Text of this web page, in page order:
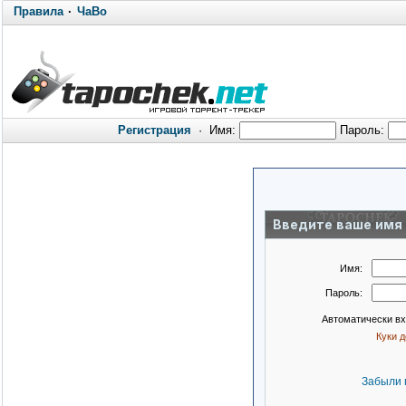
Правила· ЧаВо
Регистрация · Имя: Пароль:
Введите ваше имя
Имя:
Пароль:
Автоматически
Куки
Забыли